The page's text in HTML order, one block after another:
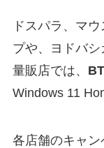
ドスパラ、マ
プや、ヨドバ
量販店では、
Windows 11
各店舗のキャ